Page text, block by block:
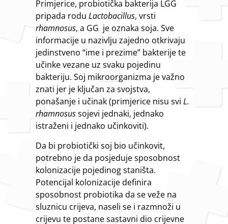
Primjerice, probiotička bakterija LGG
pripada roduLactobacillus, vrsti
rhamnosus, a GG je oznaka soja. Sve
informacije u nazivlju zajedno otkrivaju
jedinstveno “ime i prezime” bakterije te
učinke vezane uz svaku pojedinu
bakteriju. Soj mikroorganizma je važno
znati jer je ključan za svojstva,
ponašanje i učinak (primjerice nisu sviL.
rhamnosussojevi jednaki, jednako
istraženi i jednako učinkoviti).
Da bi probiotički soj bio učinkovit,
potrebno je da posjeduje sposobnost
kolonizacije pojedinog staništa.
Potencijal kolonizacije definira
sposobnost probiotika da se veže na
sluznicu crijeva, naseli se i razmnoži u
crijevu te postane sastavni dio crijevne